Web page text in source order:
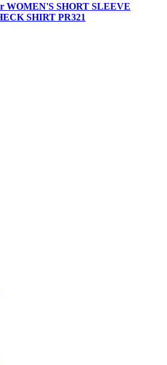
WOMEN'S SHORT SLEEVE
SHIRT PR321